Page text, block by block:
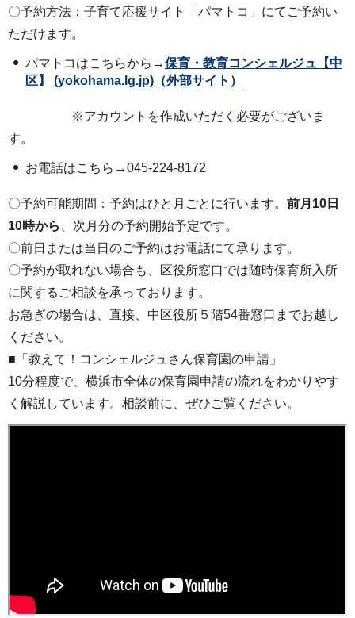
〇予約方法：子育て応援サイト「パマトコ」にてご予約い
ただけます。
パマトコはこちらから→保育・教育コンシェルジュ【中
区】 (yokohama.lg.jp)（外部サイト）
※アカウントを作成いただく必要がございま
す。
お電話はこちら→045-224-8172
〇予約可能期間：予約はひと月ごとに行います。 前月10日
10時から
、次月分の予約開始予定です。
〇前日または当日のご予約はお電話にて承ります。
〇予約が取れない場合も、区役所窓口では随時保育所入所
に関するご相談を承っております。
お急ぎの場合は、直接、中区役所５階54番窓口までお越し
ください。
■「教えて！コンシェルジュさん保育園の申請」
10分程度で、横浜市全体の保育園申請の流れをわかりやす
く解説しています。相談前に、ぜひご覧ください。